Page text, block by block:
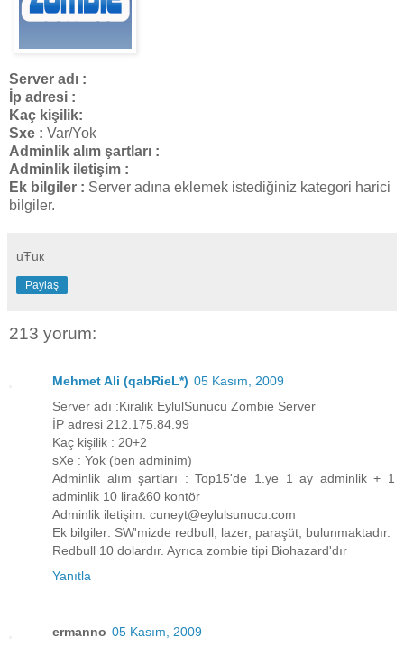
Server adı :
İp adresi :
Kaç kişilik:
Sxe : Var/Yok
Adminlik alım şartları :
Adminlik iletişim :
Ek bilgiler : Server adına eklemek istediğiniz kategori harici
bilgiler.
uŦuк
Paylaş
213 yorum:
Mehmet Ali (qabRieL*) 05 Kasım, 2009
Server adı :Kiralik EylulSunucu Zombie Server
İP adresi 212.175.84.99
Kaç kişilik : 20+2
sXe : Yok (ben adminim)
Adminlik alım şartları : Top15'de 1.ye 1 ay adminlik + 1
adminlik 10 lira&60 kontör
Adminlik iletişim: cuneyt@eylulsunucu.com
Ek bilgiler: SW'mizde redbull, lazer, paraşüt, bulunmaktadır.
Redbull 10 dolardır. Ayrıca zombie tipi Biohazard'dır
Yanıtla
ermanno 05 Kasım, 2009